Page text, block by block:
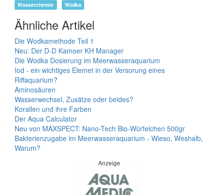
Wasserchemie Wodka
Ähnliche Artikel
Die Wodkamethode Teil 1
Neu: Der D-D Kamoer KH Manager
Die Wodka Dosierung im Meerwasseraquarium
Iod - ein wichtiges Elemet in der Versorung eines
Riffaquarium?
Aminosäuren
Wasserwechsel, Zusätze oder beides?
Korallen und ihre Farben
Der Aqua Calculator
Neu von MAXSPECT: Nano-Tech Bio-Würfelchen 500gr
Bakterienzugabe im Meerwasseraquarium - Wieso, Weshalb,
Warum?
Anzeige